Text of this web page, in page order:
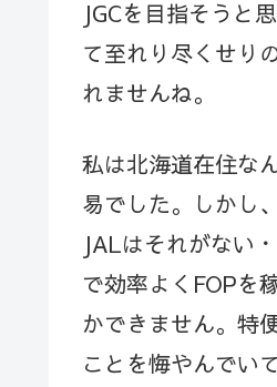
JGCを目指そうと
て至れり尽くせり
れませんね。
私は北海道在住な
易でした。しかし
JALはそれがない
で効率よくFOPを
かできません。特
ことを悔やんでい